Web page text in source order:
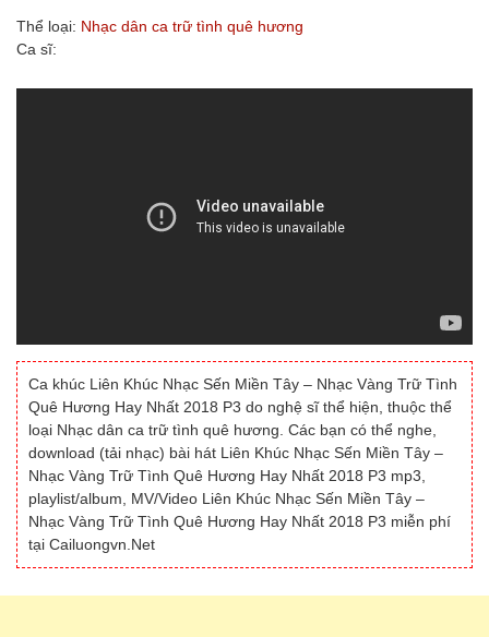
Thể loại: Nhạc dân ca trữ tình quê hương
Ca sĩ:
Ca khúc Liên Khúc Nhạc Sến Miền Tây – Nhạc Vàng Trữ Tình
Quê Hương Hay Nhất 2018 P3 do nghệ sĩ thể hiện, thuộc thể
loại Nhạc dân ca trữ tình quê hương. Các bạn có thể nghe,
download (tải nhạc) bài hát Liên Khúc Nhạc Sến Miền Tây –
Nhạc Vàng Trữ Tình Quê Hương Hay Nhất 2018 P3 mp3,
playlist/album, MV/Video Liên Khúc Nhạc Sến Miền Tây –
Nhạc Vàng Trữ Tình Quê Hương Hay Nhất 2018 P3 miễn phí
tại Cailuongvn.Net